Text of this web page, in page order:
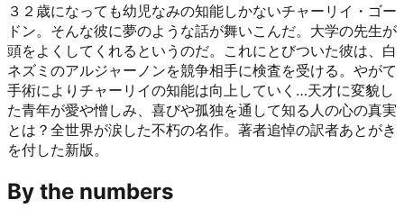
３２歳になっても幼児なみの知能しかないチャーリイ・ゴー
ドン。そんな彼に夢のような話が舞いこんだ。大学の先生が
頭をよくしてくれるというのだ。これにとびついた彼は、白
ネズミのアルジャーノンを競争相手に検査を受ける。やがて
手術によりチャーリイの知能は向上していく…天才に変貌し
た青年が愛や憎しみ、喜びや孤独を通して知る人の心の真実
とは？全世界が涙した不朽の名作。著者追悼の訳者あとがき
を付した新版。
By the numbers